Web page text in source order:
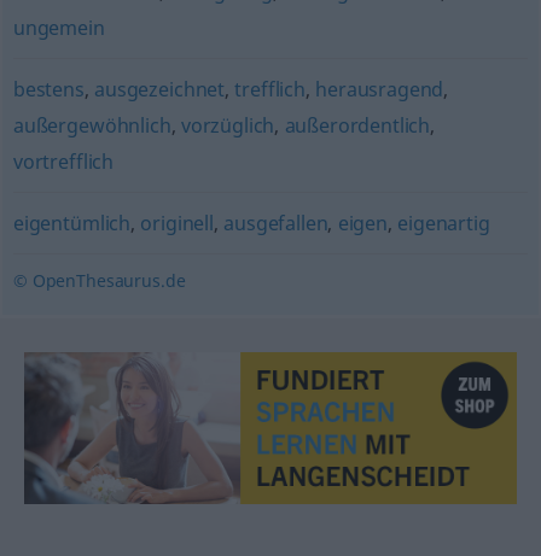
ungemein
bestens, ausgezeichnet,trefflich, herausragend,
außergewöhnlich, vorzüglich, außerordentlich,
vortrefflich
eigentümlich, originell, ausgefallen, eigen, eigenartig
© OpenThesaurus.de